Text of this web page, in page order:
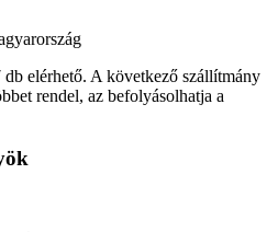
elérhető. A következő szállítmány
rendel, az befolyásolhatja a